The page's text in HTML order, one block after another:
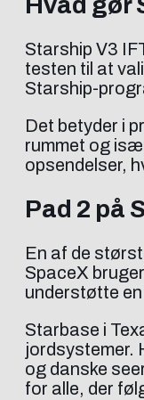
Starship V3
testen til at
Starship-
Det betyder i
rummet og
opsendelser,
Pad 2 på
En af de
SpaceX
understøtte
Starbase i
jordsystemer.
og danske
for alle, der